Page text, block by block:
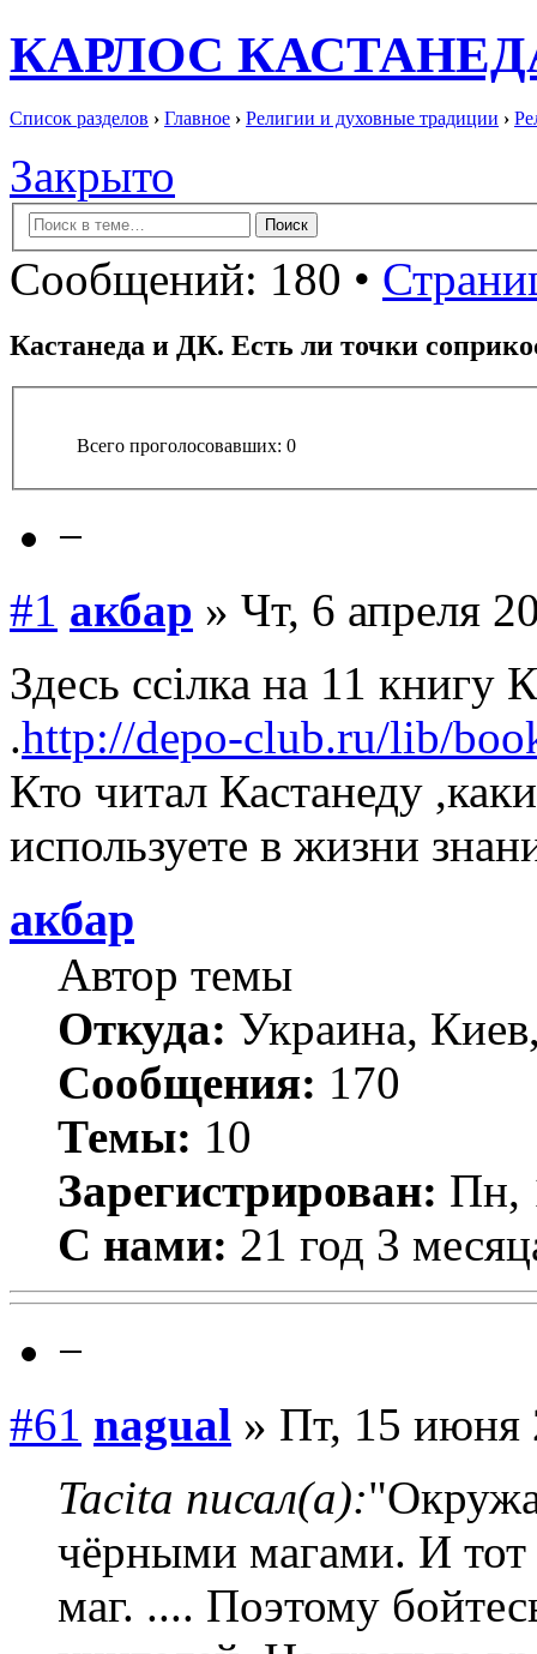
КАРЛОС
Список разделов › Главное › Религии и духовные традиции ›
Закрыто
Сообщений: 180 •
Кастанеда и ДК. Есть ли точки
Всего проголосовавших: 0
−
#1 акбар » Чт, 6 апреля
Здесь ссілка на 11 книгу
.http://depo-club.ru/lib/
Кто читал Кастанеду
используете в жизни
акбар
Автор темы
Откуда: Украина,
Сообщения: 170
Темы: 10
Зарегистрирован: Пн,
С нами: 21 год 3
−
#61 nagual » Пт, 15 июня
Tacita писал(а):
чёрными магами. И тот
маг. .... Поэтому